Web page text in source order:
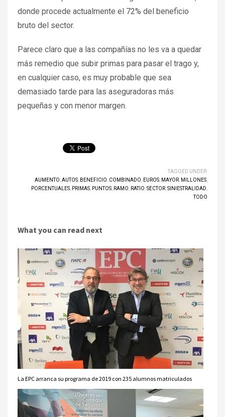
donde procede actualmente el 72% del beneficio
bruto del sector.
Parece claro que a las compañías no les va a quedar
más remedio que subir primas para pasar el trago y,
en cualquier caso, es muy probable que sea
demasiado tarde para las aseguradoras más
pequeñas y con menor margen.
TAGGED UNDER:
AUMENTO AUTOS BENEFICIO COMBINADO EUROS MAYOR MILLONES
PORCENTUALES PRIMAS PUNTOS RAMO RATIO SECTOR SINIESTRALIDAD
TODO
What you can read next
La EPC arranca su programa de 2019 con 235 alumnos matriculados